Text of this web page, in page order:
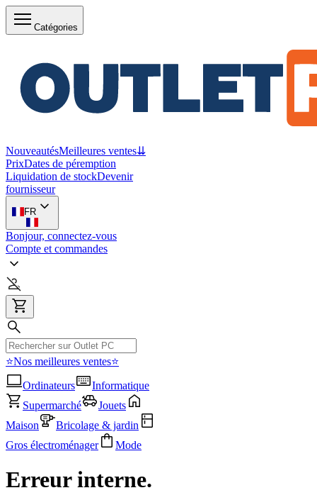
Catégories
NouveautésMeilleures ventes⇊
PrixDates de péremption
Liquidation de stockDevenir
fournisseur
FR
Bonjour, connectez-vous
Compte et commandes
⭐Nos meilleures ventes⭐
Ordinateurs
Informatique
Supermarché
Jouets
Maison
Bricolage & jardin
Gros électroménager
Mode
Erreur interne.